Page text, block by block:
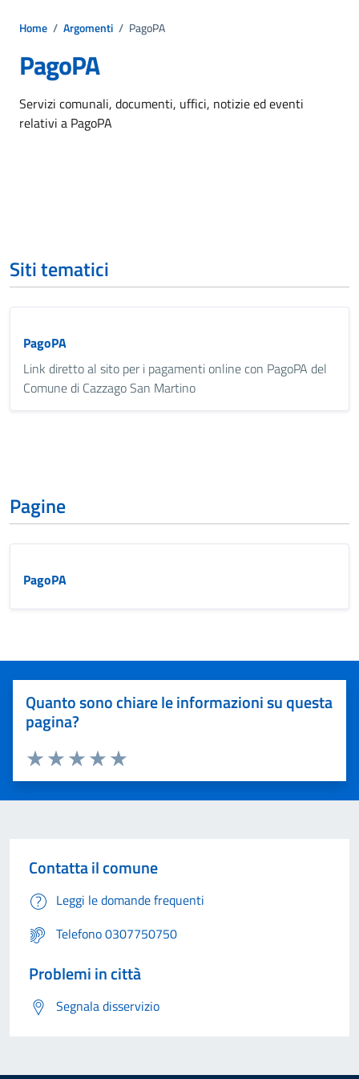
Home / Argomenti / PagoPA
PagoPA
Dettagli dell'argomento
Servizi comunali, documenti, uffici, notizie ed eventi
relativi a PagoPA
Siti tematici
PagoPA
Link diretto al sito per i pagamenti online con PagoPA del
Comune di Cazzago San Martino
Pagine
PagoPA
Quanto sono chiare le informazioni su questa
pagina?
Valuta 5 stelle su 5
Valuta 4 stelle su 5
Valuta 3 stelle su 5
Valuta 2 stelle su 5
Valuta 1 stelle su 5
Contatta il comune
Leggi le domande frequenti
Telefono 0307750750
Problemi in città
Segnala disservizio